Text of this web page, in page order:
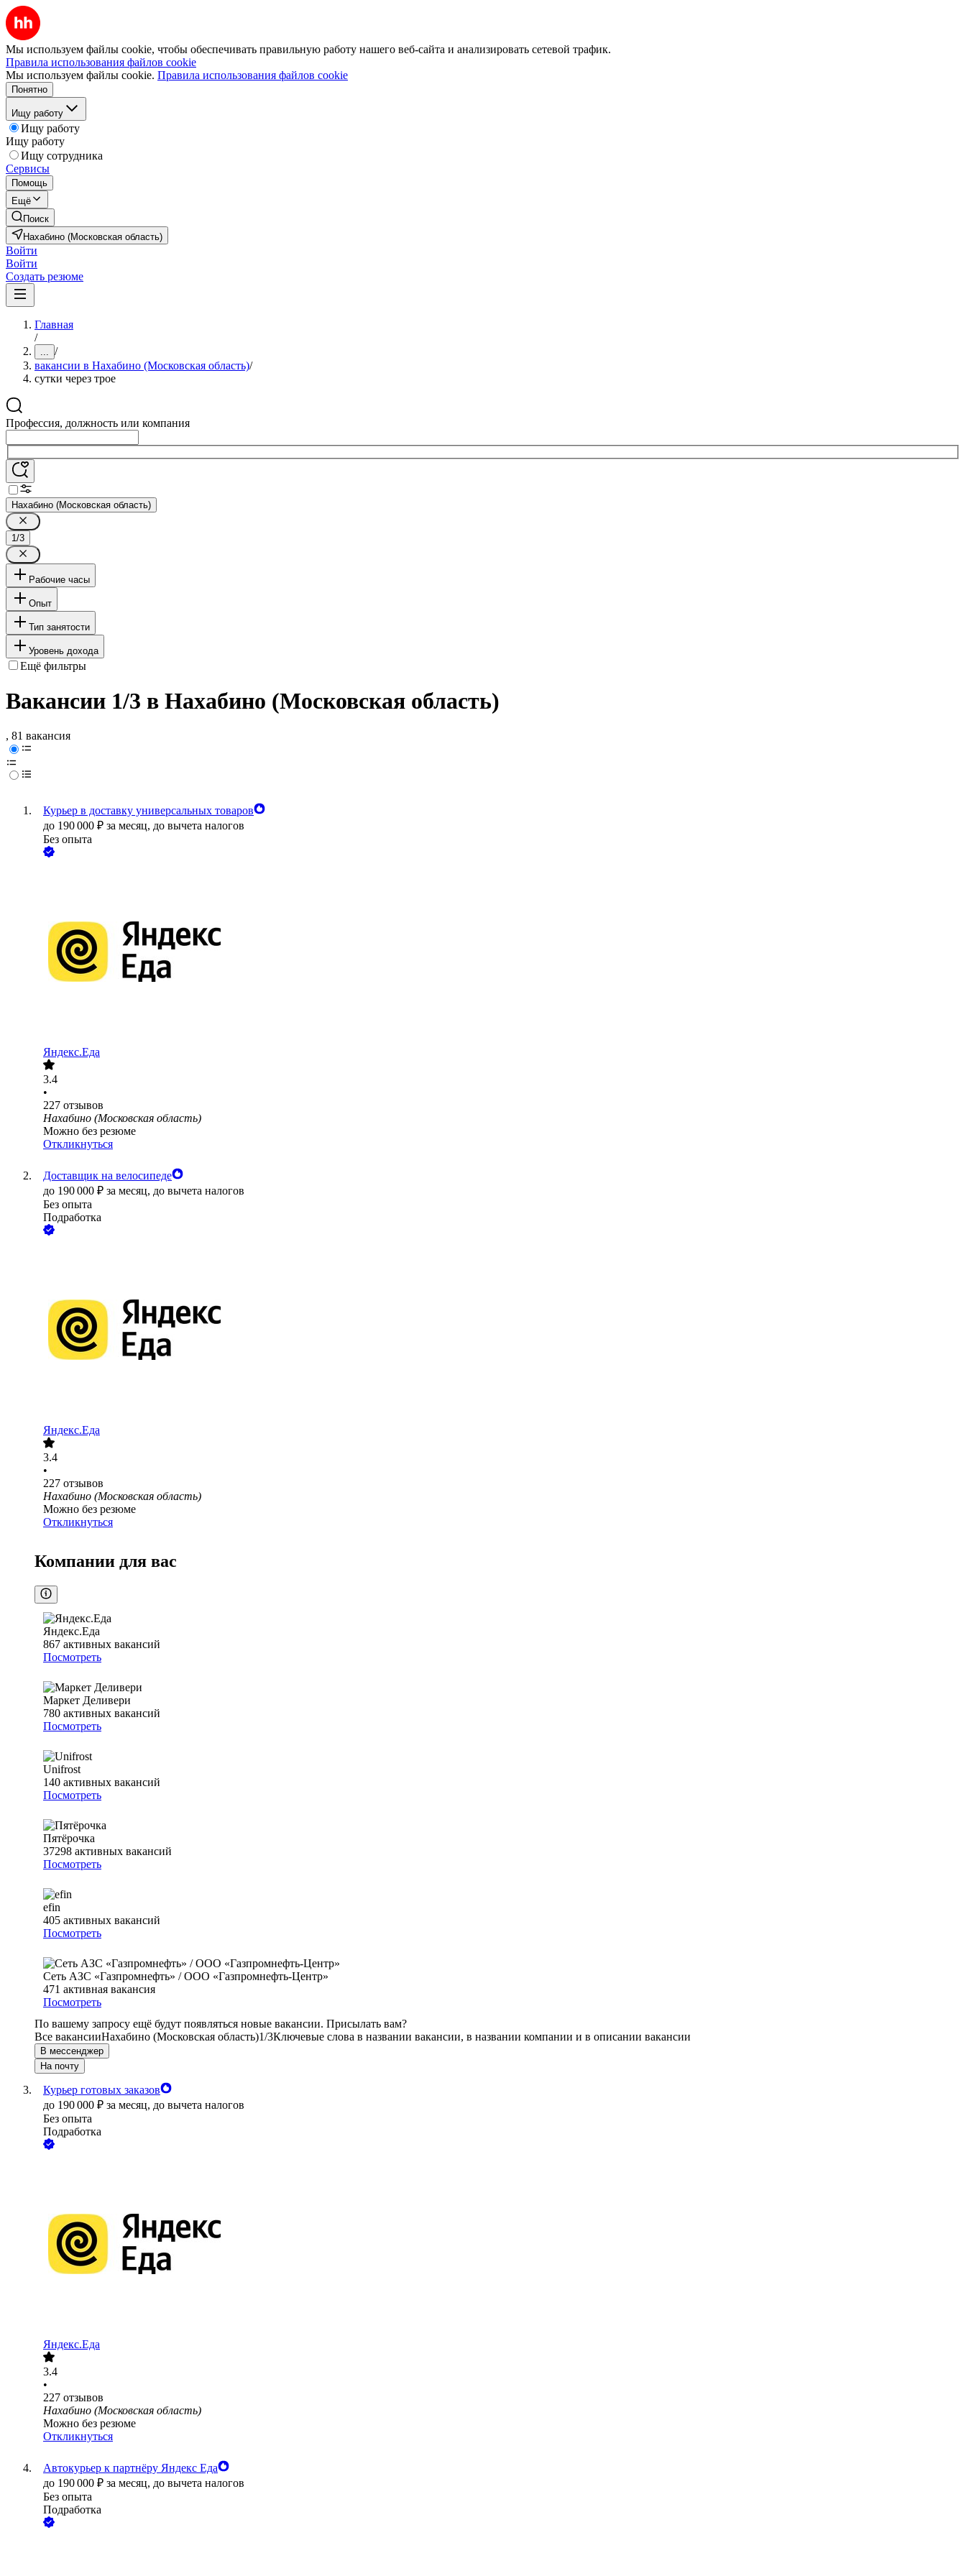
Мы используем файлы cookie, чтобы обеспечивать правильную работу нашего веб-сайта и анализировать сетевой трафик.
Правила использования файлов cookie
Мы используем файлы cookie. Правила использования файлов cookie
Понятно
Ищу работу
Ищу работу
Ищу работу
Ищу сотрудника
Сервисы
Помощь
Ещё
Поиск
Нахабино (Московская область)
Войти
Войти
Создать резюме
Главная
/
... /
вакансии в Нахабино (Московская область)/
сутки через трое
Профессия, должность или компания
Нахабино (Московская область)
1/3
Рабочие часы
Опыт
Тип занятости
Уровень дохода
Ещё фильтры
Вакансии 1/3 в Нахабино (Московская область)
, 81 вакансия
Курьер в доставку универсальных товаров
до 190 000 ₽ за месяц, до вычета налогов
Без опыта
Яндекс.Еда
3.4
•
227 отзывов
Нахабино (Московская область)
Можно без резюме
Откликнуться
Доставщик на велосипеде
до 190 000 ₽ за месяц, до вычета налогов
Без опыта
Подработка
Яндекс.Еда
3.4
•
227 отзывов
Нахабино (Московская область)
Можно без резюме
Откликнуться
Компании для вас
Яндекс.Еда
867 активных вакансий
Посмотреть
Маркет Деливери
780 активных вакансий
Посмотреть
Unifrost
140 активных вакансий
Посмотреть
Пятёрочка
37298 активных вакансий
Посмотреть
efin
405 активных вакансий
Посмотреть
Сеть АЗС «Газпромнефть» / ООО «Газпромнефть-Центр»
471 активная вакансия
Посмотреть
По вашему запросу ещё будут появляться новые вакансии. Присылать вам?
Все вакансииНахабино (Московская область)1/3Ключевые слова в названии вакансии, в названии компании и в описании вакансии
В мессенджер
На почту
Курьер готовых заказов
до 190 000 ₽ за месяц, до вычета налогов
Без опыта
Подработка
Яндекс.Еда
3.4
•
227 отзывов
Нахабино (Московская область)
Можно без резюме
Откликнуться
Автокурьер к партнёру Яндекс Еда
до 190 000 ₽ за месяц, до вычета налогов
Без опыта
Подработка